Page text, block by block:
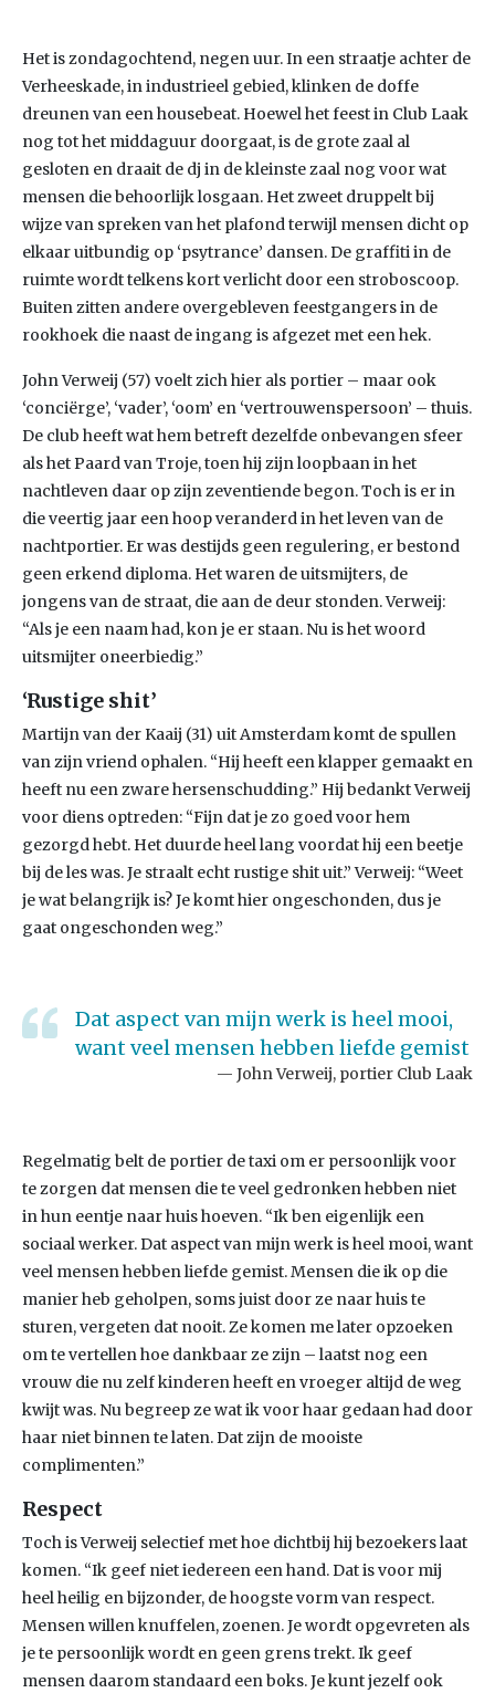
Het is zondagochtend, negen uur. In een straatje achter de
Verheeskade, in industrieel gebied, klinken de doffe
dreunen van een housebeat. Hoewel het feest in Club Laak
nog tot het middaguur doorgaat, is de grote zaal al
gesloten en draait de dj in de kleinste zaal nog voor wat
mensen die behoorlijk losgaan. Het zweet druppelt bij
wijze van spreken van het plafond terwijl mensen dicht op
elkaar uitbundig op ‘psytrance’ dansen. De graffiti in de
ruimte wordt telkens kort verlicht door een stroboscoop.
Buiten zitten andere overgebleven feestgangers in de
rookhoek die naast de ingang is afgezet met een hek.
John Verweij (57) voelt zich hier als portier – maar ook
‘conciërge’, ‘vader’, ‘oom’ en ‘vertrouwenspersoon’ – thuis.
De club heeft wat hem betreft dezelfde onbevangen sfeer
als het Paard van Troje, toen hij zijn loopbaan in het
nachtleven daar op zijn zeventiende begon. Toch is er in
die veertig jaar een hoop veranderd in het leven van de
nachtportier. Er was destijds geen regulering, er bestond
geen erkend diploma. Het waren de uitsmijters, de
jongens van de straat, die aan de deur stonden. Verweij:
“Als je een naam had, kon je er staan. Nu is het woord
uitsmijter oneerbiedig.”
‘Rustige shit’
Martijn van der Kaaij (31) uit Amsterdam komt de spullen
van zijn vriend ophalen. “Hij heeft een klapper gemaakt en
heeft nu een zware hersenschudding.” Hij bedankt Verweij
voor diens optreden: “Fijn dat je zo goed voor hem
gezorgd hebt. Het duurde heel lang voordat hij een beetje
bij de les was. Je straalt echt rustige shit uit.” Verweij: “Weet
je wat belangrijk is? Je komt hier ongeschonden, dus je
gaat ongeschonden weg.”
Dat aspect van mijn werk is heel mooi,
want veel mensen hebben liefde gemist
John Verweij, portier Club Laak
Regelmatig belt de portier de taxi om er persoonlijk voor
te zorgen dat mensen die te veel gedronken hebben niet
in hun eentje naar huis hoeven. “Ik ben eigenlijk een
sociaal werker. Dat aspect van mijn werk is heel mooi, want
veel mensen hebben liefde gemist. Mensen die ik op die
manier heb geholpen, soms juist door ze naar huis te
sturen, vergeten dat nooit. Ze komen me later opzoeken
om te vertellen hoe dankbaar ze zijn – laatst nog een
vrouw die nu zelf kinderen heeft en vroeger altijd de weg
kwijt was. Nu begreep ze wat ik voor haar gedaan had door
haar niet binnen te laten. Dat zijn de mooiste
complimenten.”
Respect
Toch is Verweij selectief met hoe dichtbij hij bezoekers laat
komen. “Ik geef niet iedereen een hand. Dat is voor mij
heel heilig en bijzonder, de hoogste vorm van respect.
Mensen willen knuffelen, zoenen. Je wordt opgevreten als
je te persoonlijk wordt en geen grens trekt. Ik geef
mensen daarom standaard een boks. Je kunt jezelf ook